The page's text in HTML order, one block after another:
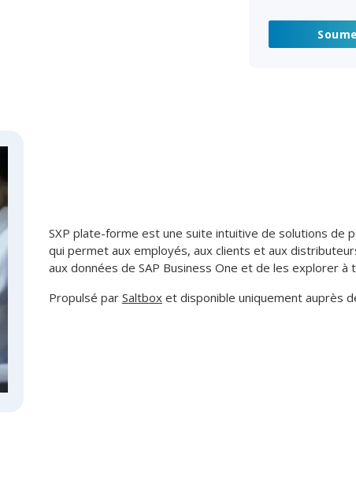
SXP plate-forme est une suite intuitive de solutions de
qui permet aux employés, aux clients et aux
aux données de SAP Business One et de les explorer
Propulsé par Saltboxet disponible uniquement auprès